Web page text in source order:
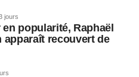
jours
popularité, Raphaël
apparaît recouvert de